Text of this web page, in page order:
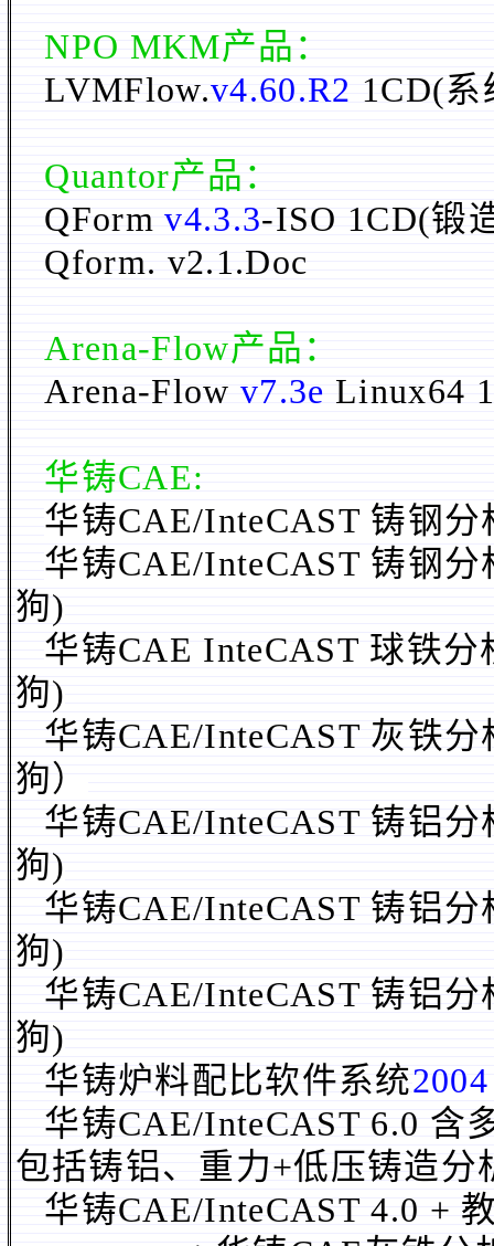
NPO MKM产品：
LVMFlow.v4.60.R2 1CD(
Quantor产品：
QFormv4.3.3-ISO 1CD(锻
Qform. v2.1.Doc
Arena-Flow产品：
Arena-Flow v7.3e Linux64
华铸CAE:
华铸CAE/InteCAST 铸钢分
华铸CAE/InteCAST 铸钢分
狗)
华铸CAE InteCAST 球铁分
狗)
华铸CAE/InteCAST 灰铁
狗）
华铸CAE/InteCAST 铸铝分
狗)
华铸CAE/InteCAST 铸铝分
狗)
华铸CAE/InteCAST 铸铝分
狗)
华铸炉料配比软件系统2004
华铸CAE/InteCAST 6.0 含
包括铸铝、重力+低压铸造
华铸CAE/InteCAST 4.0 +